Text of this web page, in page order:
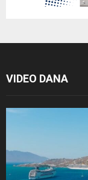
VIDEO DANA